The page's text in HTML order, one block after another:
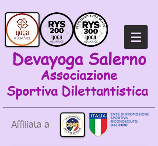
Devayoga Salerno
Associazione
Sportiva Dilettantistica
Affiliata a